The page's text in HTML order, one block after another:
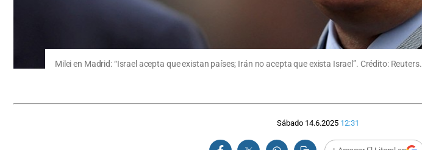
Milei en Madrid: “Israel acepta que existan países; Irán no acepta que exista Israel”. Crédito: Reuters.
Sábado 14.6.2025 12:31